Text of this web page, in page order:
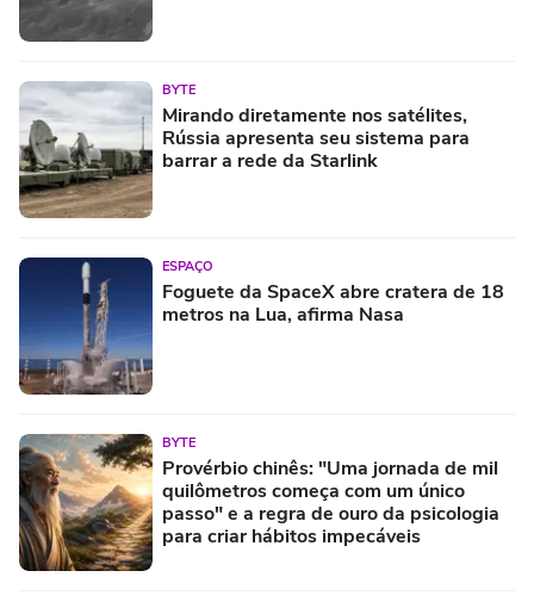
BYTE
Mirando diretamente nos satélites,
Rússia apresenta seu sistema para
barrar a rede da Starlink
ESPAÇO
Foguete da SpaceX abre cratera de 18
metros na Lua, afirma Nasa
BYTE
Provérbio chinês: "Uma jornada de mil
quilômetros começa com um único
passo" e a regra de ouro da psicologia
para criar hábitos impecáveis